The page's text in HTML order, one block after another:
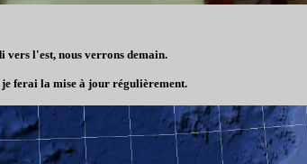
vers l'est, nous verrons demain.
je ferai la mise à jour régulièrement.